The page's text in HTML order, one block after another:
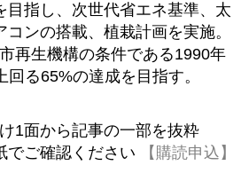
目指し、次世代省エネ基準、太
ンの搭載、植栽計画を実施。
再生機構の条件である1990年
る65%の達成を目指す。
1面から記事の一部を抜粋
でご確認ください
【購読申込】